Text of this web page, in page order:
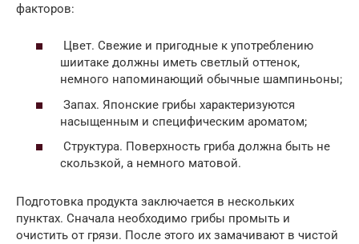
факторов:
Цвет. Свежие и пригодные к употреблению
шиитаке должны иметь светлый оттенок,
немного напоминающий обычные шампиньоны;
Запах. Японские грибы характеризуются
насыщенным и специфическим ароматом;
Структура. Поверхность гриба должна быть не
скользкой, а немного матовой.
Подготовка продукта заключается в нескольких
пунктах. Сначала необходимо грибы промыть и
очистить от грязи. После этого их замачивают в чистой